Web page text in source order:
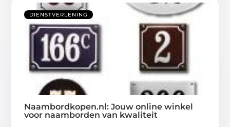
DIENSTVERLENING
Naambordkopen.nl: Jouw online winkel
voor naamborden van kwaliteit